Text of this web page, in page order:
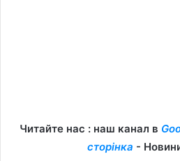
Читайте нас : наш канал в
сторінка -